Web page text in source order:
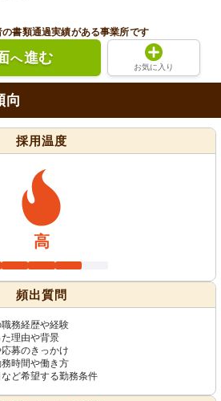
の書類通過実績がある事業所です
へ進む
お気に入り
向
採用温度
高
頻出質問
務経歴や経験
理由や背景
募のきっかけ
時間や働き方
ど希望する勤務条件